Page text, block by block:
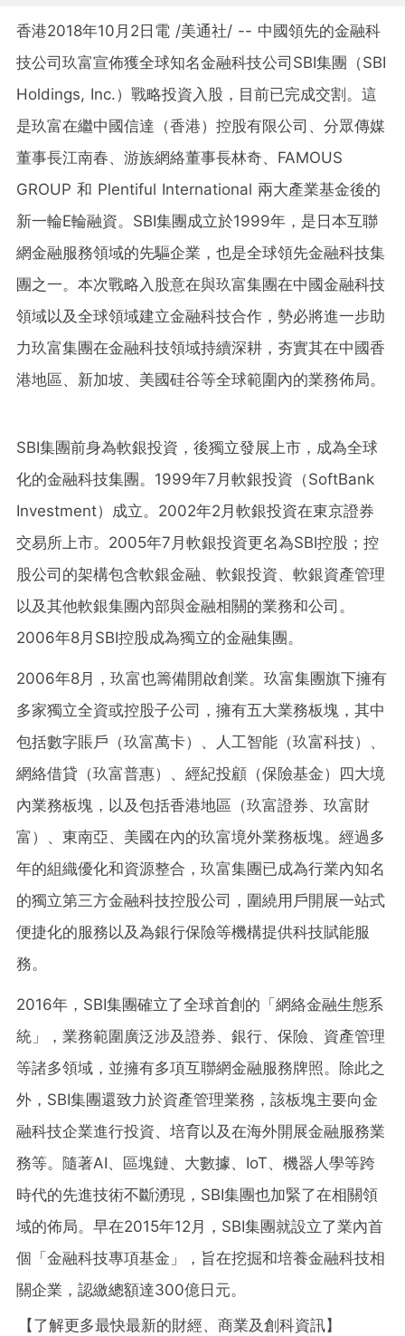
香港2018年10月2日電 /美通社/ -- 中國領先的金融科
技公司玖富宣佈獲全球知名金融科技公司SBI集團（SBI
Holdings, Inc.）戰略投資入股， 目前已完成交割。這
是玖富在繼中國信達（香港）控股有限公司、分眾傳媒
董事長江南春、游族網絡董事長林奇、FAMOUS
GROUP 和 Plentiful International 兩大產業基金後的
新一輪E輪融資。SBI集團成立於1999年，是日本互聯
網金融服務領域的先驅企業，也是全球領先金融科技集
團之一。 本次戰略入股意在與玖富集團在中國金融科技
領域以及全球領域建立金融科技合作， 勢必將進一步助
力玖富集團在金融科技領域持續深耕，夯實其在中國香
港地區、新加坡、美國硅谷等全球範圍內的業務佈局。
SBI集團前身為軟銀投資，後獨立發展上市，成為全球
化的金融科技集團。1999年7 月軟銀投資（SoftBank
Investment）成立。2002年2 月軟銀投資在東京證券
交易所上市。2005年7 月軟銀投資更名為SBI控股；控
股公司的架構包含軟銀金融、軟銀投資、軟銀資產管理
以及其他軟銀集團內部與金融相關的業務和公司。
2006年8月SBI控股成為獨立的金融集團。
2006年8月， 玖富也籌備開啟創業。 玖富集團旗下擁有
多家獨立全資或控股子公司，擁有五大業務板塊，其中
包括數字賬戶（玖富萬卡）、人工智能（玖富科技）、
網絡借貸（玖富普惠）、經紀投顧（保險基金）四大境
內業務板塊 ， 以及包括香港地區（玖富證券、玖富財
富） 、 東南亞、 美國在內的玖富境外業務板塊。經過多
年的組織優化和資源整合，玖富集團已成為行業內知名
的獨立第三方金融科技控股公司，圍繞用戶開展一站式
便捷化的服務以及為銀行保險等機構提供科技賦能服
務。
2016年 ， SBI集團確立了全球首創的 「網絡金融生態系
統 」
，業務範圍廣泛涉及證券、銀行、保險、資產管理
等諸多領域，並擁有多項互聯網金融服務牌照。除此之
外，SBI集團還致力於資產管理業務，該板塊主要向金
融科技企業進行投資、培育以及在海外開展金融服務業
務等。隨著AI、區塊鏈、大數據、IoT、機器人學等跨
時代的先進技術不斷湧現，SBI集團也加緊了在相關領
域的佈局。早在2015年12月，SBI集團就設立了業內首
個「金融科技專項基金 」 ，旨在挖掘和培養金融科技相
關企業，認繳總額達300億日元。
【了解更多最快最新的財經、商業及創科資訊】